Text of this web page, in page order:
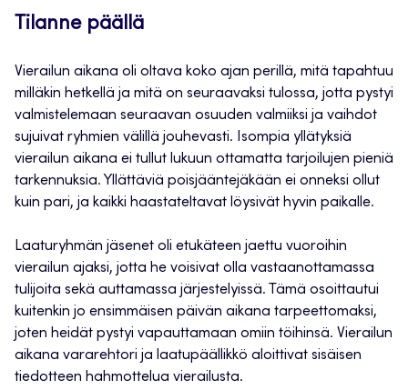
Tilanne päällä
Vierailun aikana oli oltava koko ajan perillä, mitä tapahtuu
milläkin hetkellä ja mitä on seuraavaksi tulossa, jotta pystyi
valmistelemaan seuraavan osuuden valmiiksi ja vaihdot
sujuivat ryhmien välillä jouhevasti. Isompia yllätyksiä
vierailun aikana ei tullut lukuun ottamatta tarjoilujen pieniä
tarkennuksia. Yllättäviä poisjääntejäkään ei onneksi ollut
kuin pari, ja kaikki haastateltavat löysivät hyvin paikalle.
Laaturyhmän jäsenet oli etukäteen jaettu vuoroihin
vierailun ajaksi, jotta he voisivat olla vastaanottamassa
tulijoita sekä auttamassa järjestelyissä. Tämä osoittautui
kuitenkin jo ensimmäisen päivän aikana tarpeettomaksi,
joten heidät pystyi vapauttamaan omiin töihinsä. Vierailun
aikana vararehtori ja laatupäällikkö aloittivat sisäisen
tiedotteen hahmottelua vierailusta.